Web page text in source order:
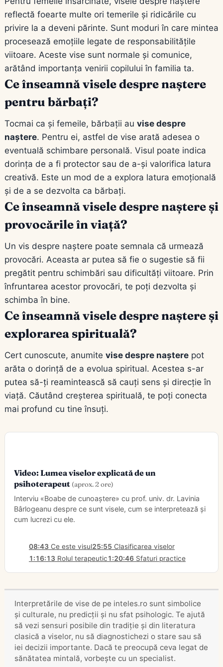
reflectă foearte multe ori temerile și ridicările cu
privire la a deveni părinte. Sunt moduri în care mintea
procesează emoțiile legate de responsabilitățile
viitoare. Aceste vise sunt normale și comunice,
arătând importanța venirii copilului în familia ta.
Ce înseamnă visele despre naștere
pentru bărbați?
Tocmai ca și femeile, bărbații au vise despre
naștere. Pentru ei, astfel de vise arată adesea o
eventuală schimbare personală. Visul poate indica
dorința de a fi protector sau de a-și valorifica latura
creativă. Este un mod de a explora latura emoțională
și de a se dezvolta ca bărbați.
Ce înseamnă visele despre naștere și
provocările în viață?
Un vis despre naștere poate semnala că urmează
provocări. Aceasta ar putea să fie o sugestie să fii
pregătit pentru schimbări sau dificultăți viitoare. Prin
înfruntarea acestor provocări, te poți dezvolta și
schimba în bine.
Ce înseamnă visele despre naștere și
explorarea spirituală?
Cert cunoscute, anumite vise despre naștere pot
arăta o dorință de a evolua spiritual. Acestea s-ar
putea să-ți reamintească să cauți sens și direcție în
viață. Căutând creșterea spirituală, te poți conecta
mai profund cu tine însuți.
Video: Lumea viselor explicată de un
psihoterapeut (aprox. 2 ore)
Interviu «Boabe de cunoaștere» cu prof. univ. dr. Lavinia
Bârlogeanu despre ce sunt visele, cum se interpretează și
cum lucrezi cu ele.
08:43 Ce este visul25:55 Clasificarea viselor
1:16:13 Rolul terapeutic1:20:46Sfaturi practice
Interpretările de vise de pe inteles.ro sunt simbolice
și culturale, nu predicții și nu sfat psihologic. Te ajută
să vezi sensuri posibile din tradiție și din literatura
clasică a viselor, nu să diagnostichezi o stare sau să
iei decizii importante. Dacă te preocupă ceva legat de
sănătatea mintală, vorbește cu un specialist.